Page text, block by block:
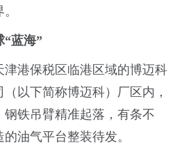
“蓝海”
津港保税区临港区域的博迈科
以下简称博迈科）厂区内，
钢铁吊臂精准起落，有条不
油气平台整装待发。